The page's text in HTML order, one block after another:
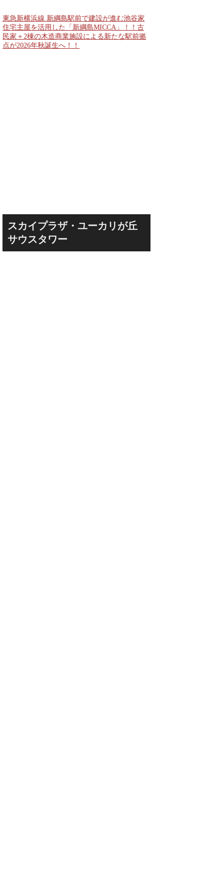
東急新横浜線 新綱島駅前で建設が進む池谷家
住宅主屋を活用した「新綱島MICCA」！！古
民家＋2棟の木造商業施設による新たな駅前拠
点が2026年秋誕生へ！！
スカイプラザ・ユーカリが丘
サウスタワー